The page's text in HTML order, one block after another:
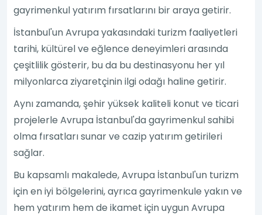
gayrimenkul yatırım fırsatlarını bir araya getirir.
İstanbul'un Avrupa yakasındaki turizm faaliyetleri
tarihi, kültürel ve eğlence deneyimleri arasında
çeşitlilik gösterir, bu da bu destinasyonu her yıl
milyonlarca ziyaretçinin ilgi odağı haline getirir.
Aynı zamanda, şehir yüksek kaliteli konut ve ticari
projelerle Avrupa İstanbul'da gayrimenkul sahibi
olma fırsatları sunar ve cazip yatırım getirileri
sağlar.
Bu kapsamlı makalede, Avrupa İstanbul'un turizm
için en iyi bölgelerini, ayrıca gayrimenkule yakın ve
hem yatırım hem de ikamet için uygun Avrupa